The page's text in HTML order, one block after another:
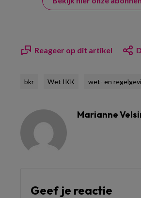
Reageer op dit artikel
bkr Wet IKK wet- en
Marianne
Geef je reactie